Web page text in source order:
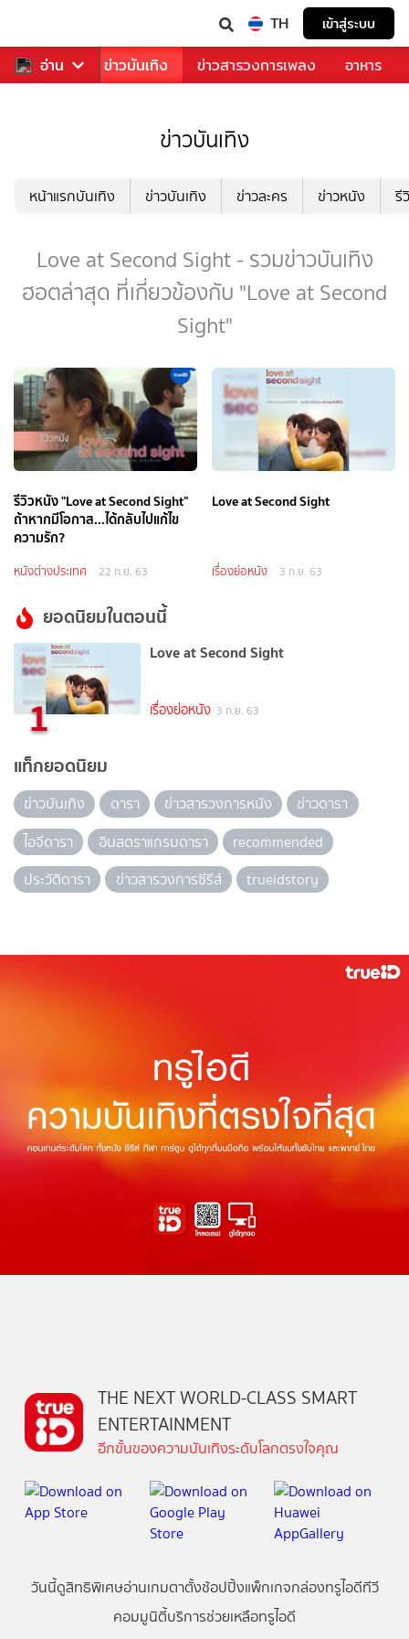
TH เข้าสู่ระบบ
อ่าน
ฬา ข่าว ข่าวบันเทิง ข่าวสารวงการเพลง อาหาร
ข่าวบันเทิง
หน้าแรกบันเทิง ข่าวบันเทิง ข่าวละคร ข่าวหนัง รี
Love at Second Sight - รวมข่าวบันเทิง
ฮอตล่าสุด ที่เกี่ยวข้องกับ "Love at Second
Sight"
รีวิวหนัง "Love at Second Sight"
ถ้าหากมีโอกาส...ได้กลับไปแก้ไข
ความรัก?
หนังต่างประเทศ 22 ก.ย. 63
Love at Second Sight
เรื่องย่อหนัง 3 ก.ย. 63
ยอดนิยมในตอนนี้
1
Love at Second Sight
เรื่องย่อหนัง 3 ก.ย. 63
แท็กยอดนิยม
ข่าวบันเทิง ดารา ข่าวสารวงการหนัง
ข่าวดารา
ไอจีดารา
อินสตราแกรมดารา
recommended
ประวัติดารา
ข่าวสารวงการซีรีส์ trueidstory
THE NEXT WORLD-CLASS SMART
ENTERTAINMENT
อีกขั้นของความบันเทิงระดับโลกตรงใจคุณ
วันนี้ดูสิทธิพิเศษอ่านเกมตาตั้งช้อปปิ้งแพ็กเกจกล่องทรูไอดีทีวี
คอมมูนิตี้บริการช่วยเหลือทรูไอดี